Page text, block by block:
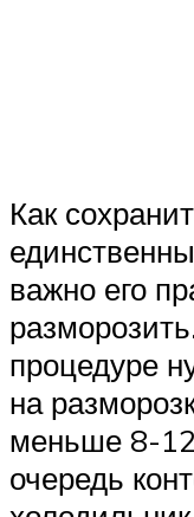
Как
важно его
процедуре
на
меньше 8-
очередь